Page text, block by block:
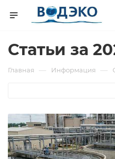
Статьи за
Главная — Информация —